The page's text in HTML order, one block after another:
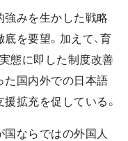
みを生かした戦略
を要望。加えて、育
態に即した制度改善
た国内外での日本語
拡充を促している。
ならではの外国人